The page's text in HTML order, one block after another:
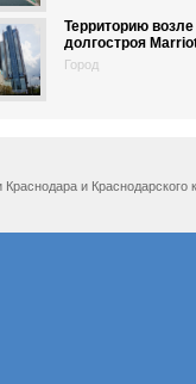
Территорию возле
долгостроя
Город
и